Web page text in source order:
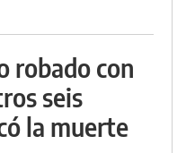
robado con
seis
la muerte